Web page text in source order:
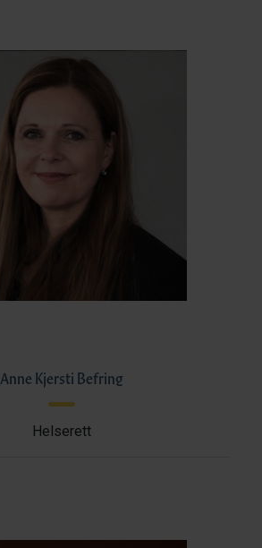
Anne Kjersti Befring
Helserett